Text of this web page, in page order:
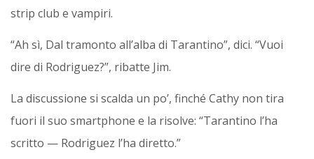
strip club e vampiri.
“Ah sì, Dal tramonto all’alba di Tarantino”, dici. “Vuoi
dire di Rodriguez?”, ribatte Jim.
La discussione si scalda un po’, finché Cathy non tira
fuori il suo smartphone e la risolve: “Tarantino l’ha
scritto — Rodriguez l’ha diretto.”